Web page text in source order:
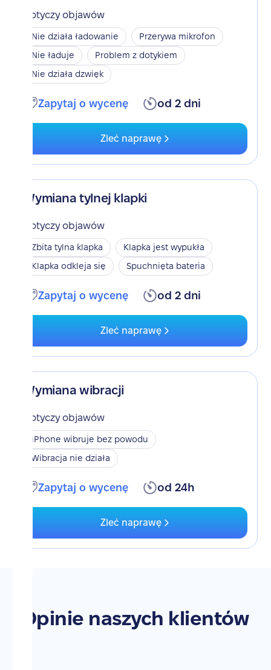
Dotyczy objawów
Nie działa ładowanie
Przerywa mikrofon
Nie ładuje
Problem z dotykiem
Nie działa dzwięk
Zapytaj o wycenę od 2 dni
Zleć naprawę
Wymiana tylnej klapki
Dotyczy objawów
Zbita tylna klapka
Klapka jest wypukła
Klapka odkleja się
Spuchnięta bateria
Zapytaj o wycenę od 2 dni
Zleć naprawę
Wymiana wibracji
Dotyczy objawów
iPhone wibruje bez powodu
Wibracja nie działa
Zapytaj o wycenę od 24h
Zleć naprawę
Opinie naszych klientów